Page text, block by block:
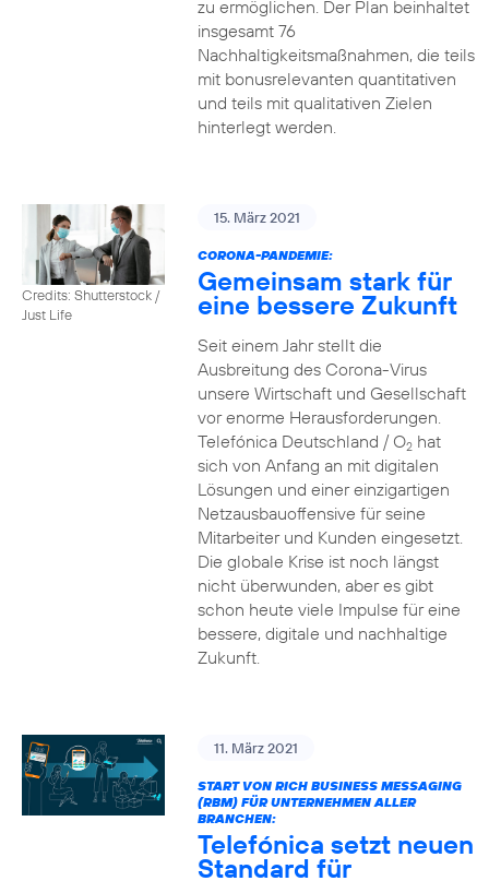
zu ermöglichen. Der Plan beinhaltet
insgesamt 76
Nachhaltigkeitsmaßnahmen, die teils
mit bonusrelevanten quantitativen
und teils mit qualitativen Zielen
hinterlegt werden.
Credits: Shutterstock /
Just Life
15. März 2021
CORONA-PANDEMIE:
Gemeinsam stark für
eine bessere Zukunft
Seit einem Jahr stellt die
Ausbreitung des Corona-Virus
unsere Wirtschaft und Gesellschaft
vor enorme Herausforderungen.
Telefónica Deutschland / O2hat
sich von Anfang an mit digitalen
Lösungen und einer einzigartigen
Netzausbauoffensive für seine
Mitarbeiter und Kunden eingesetzt.
Die globale Krise ist noch längst
nicht überwunden, aber es gibt
schon heute viele Impulse für eine
bessere, digitale und nachhaltige
Zukunft.
11. März 2021
START VON RICH BUSINESS MESSAGING
(RBM) FÜR UNTERNEHMEN ALLER
BRANCHEN:
Telefónica setzt neuen
Standard für